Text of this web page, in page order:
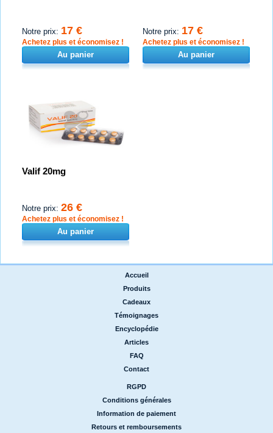
Notre prix: 17 €
Achetez plus et économisez !
Au panier
Notre prix: 17 €
Achetez plus et économisez !
Au panier
Valif 20mg
Notre prix: 26 €
Achetez plus et économisez !
Au panier
Accueil
Produits
Cadeaux
Témoignages
Encyclopédie
Articles
FAQ
Contact
RGPD
Conditions générales
Information de paiement
Retours et remboursements